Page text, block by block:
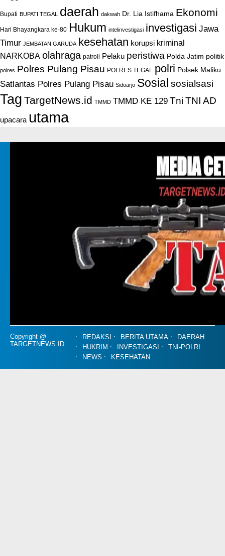
Bupati BUPATI TEGAL daerah dakwah Dr. Lia Istifhama Ekonomi
Hari Bhayangkara ke-80 Hukum intelinvestigasi investigasi Jawa
Timur JEMBATAN GARUDA kesehatan korupsi kriminal
NARKOBA olahraga patroli Pelaku peristiwa Polda Jatim politik
polres Polres Pulang Pisau POLRES TEGAL polri Polsek Maliku
Satlantas Polres Pulang Pisau Sidoarjo Sosial sosialsasi
Tag TargetNews.id TMMD TMMD KE 129 Tni TNI AD
upacara utama
Copyright @
TARGETNEWS.ID
REDAKSI BERITA UTAMA
DAERAH
HUKRIM
INVESTIGASI
TNI-POLRI
NEWS
KESEHATAN